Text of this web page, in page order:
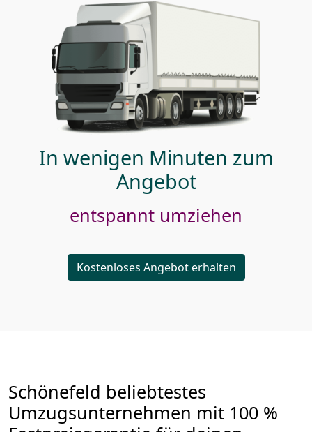
In wenigen Minuten zum
Angebot
entspannt umziehen
Kostenloses Angebot erhalten
Schönefeld beliebtestes
Umzugsunternehmen mit 100 %